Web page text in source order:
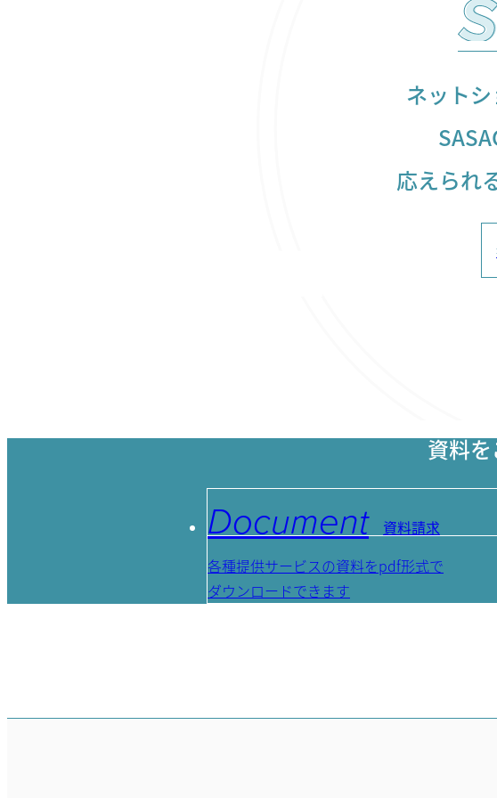
ネット
応えられ
資料
Document
資料請求
各種提供サービスの資料をpdf形式で
ダウンロードできます